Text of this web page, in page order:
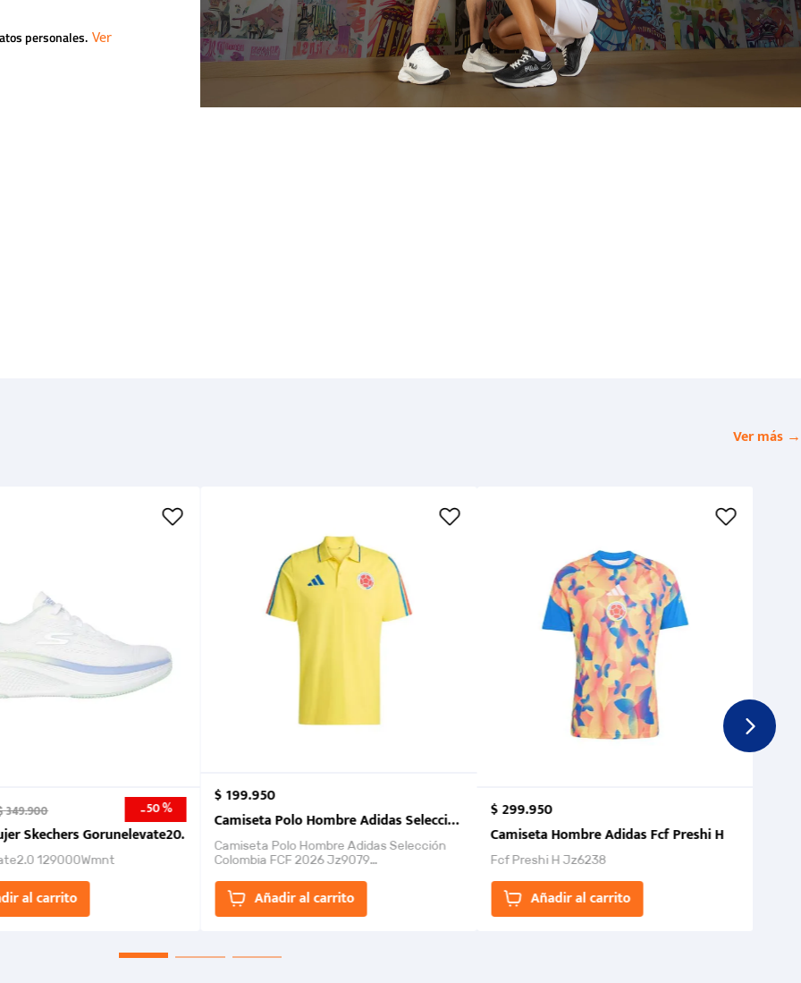
personales.
Ver más →
2026
349.900 -50 %
Skechers Gorunelevate20.
129000Wmnt
al carrito
$199.950
Camiseta Polo Hombre Adidas Selección Colombia FCF 2026.
Camiseta Polo Hombre Adidas Selección
Colombia FCF 2026 Jz9079
un estilo de...Añadir al carrito
$299.950
Camiseta Hombre Adidas Fcf Preshi H
Fcf Preshi H Jz6238
Añadir al carrito